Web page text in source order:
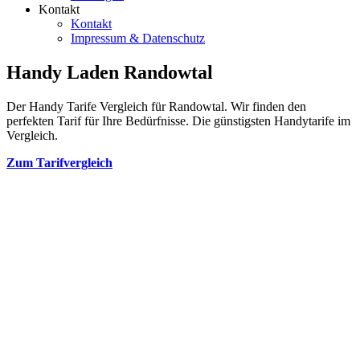
Kontakt
Kontakt
Impressum & Datenschutz
Handy Laden Randowtal
Der Handy Tarife Vergleich für Randowtal. Wir finden den
perfekten Tarif für Ihre Bedürfnisse. Die günstigsten Handytarife im
Vergleich.
Zum Tarifvergleich